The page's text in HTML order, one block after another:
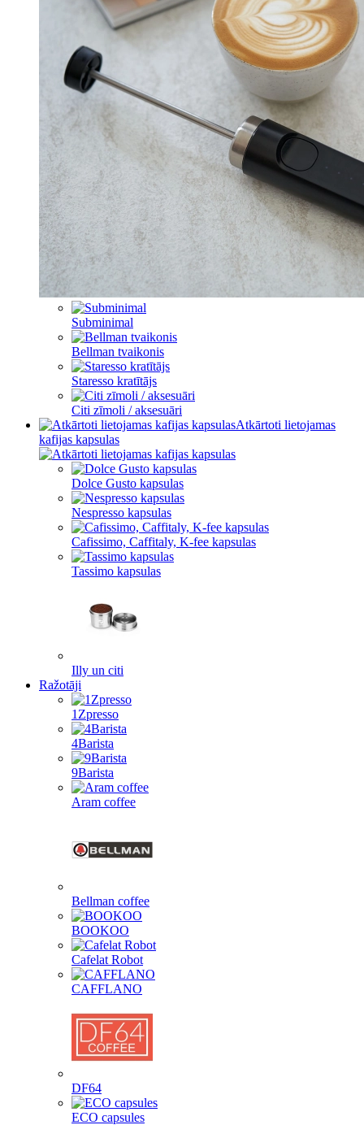
Subminimal
Bellman tvaikonis
Staresso kratītājs
Citi zīmoli / aksesuāri
Atkārtoti lietojamas
kafijas kapsulas
Dolce Gusto kapsulas
Nespresso kapsulas
Cafissimo, Caffitaly, K-fee kapsulas
Tassimo kapsulas
Illy un citi
Ražotāji
1Zpresso
4Barista
9Barista
Aram coffee
Bellman coffee
BOOKOO
Cafelat Robot
CAFFLANO
DF64
ECO capsules